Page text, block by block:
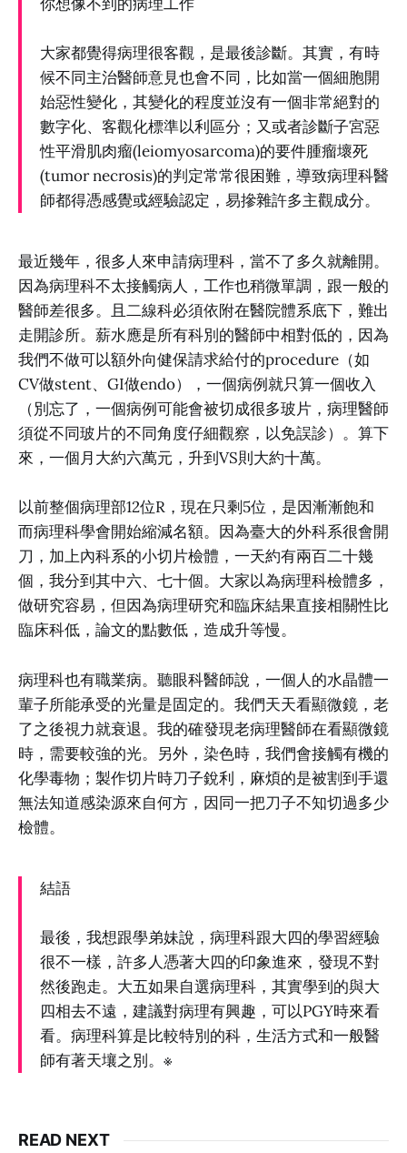
大家都覺得病理很客觀，是最後診斷。其實，有時
候不同主治醫師意見也會不同，比如當一個細胞開
始惡性變化，其變化的程度並沒有一個非常絕對的
數字化、客觀化標準以利區分；又或者診斷子宮惡
性平滑肌肉瘤(leiomyosarcoma)的要件腫瘤壞死
(tumor necrosis)的判定常常很困難，導致病理科醫
師都得憑感覺或經驗認定，易摻雜許多主觀成分。
最近幾年，很多人來申請病理科，當不了多久就離開。
因為病理科不太接觸病人，工作也稍微單調，跟一般的
醫師差很多。且二線科必須依附在醫院體系底下，難出
走開診所。薪水應是所有科別的醫師中相對低的，因為
我們不做可以額外向健保請求給付的procedure（如
CV做stent、GI做endo），一個病例就只算一個收入
（別忘了，一個病例可能會被切成很多玻片，病理醫師
須從不同玻片的不同角度仔細觀察，以免誤診）。算下
來，一個月大約六萬元，升到VS則大約十萬。
以前整個病理部12位R，現在只剩5位，是因漸漸飽和
而病理科學會開始縮減名額。因為臺大的外科系很會開
刀，加上內科系的小切片檢體，一天約有兩百二十幾
個，我分到其中六、七十個。大家以為病理科檢體多，
做研究容易，但因為病理研究和臨床結果直接相關性比
臨床科低，論文的點數低，造成升等慢。
病理科也有職業病。聽眼科醫師說，一個人的水晶體一
輩子所能承受的光量是固定的。我們天天看顯微鏡，老
了之後視力就衰退。我的確發現老病理醫師在看顯微鏡
時，需要較強的光。另外，染色時，我們會接觸有機的
化學毒物；製作切片時刀子銳利，麻煩的是被割到手還
無法知道感染源來自何方，因同一把刀子不知切過多少
檢體。
結語
最後，我想跟學弟妹說，病理科跟大四的學習經驗
很不一樣，許多人憑著大四的印象進來，發現不對
然後跑走。大五如果自選病理科，其實學到的與大
四相去不遠，建議對病理有興趣，可以PGY時來看
看。病理科算是比較特別的科，生活方式和一般醫
師有著天壤之別。※
READ NEXT